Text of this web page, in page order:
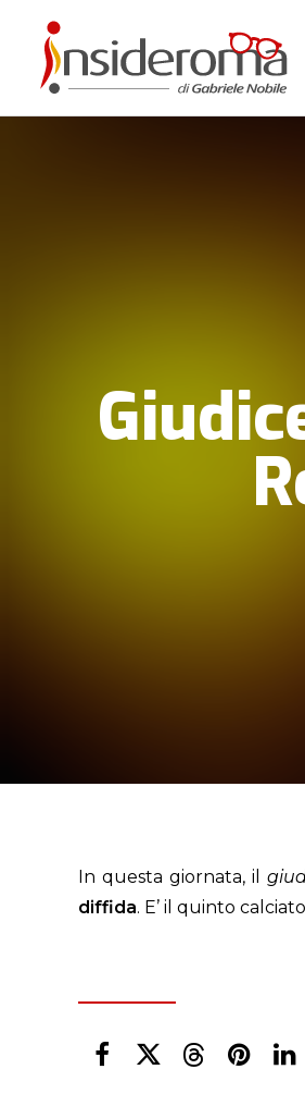
In questa giornata, il
diffida. E’ il quinto